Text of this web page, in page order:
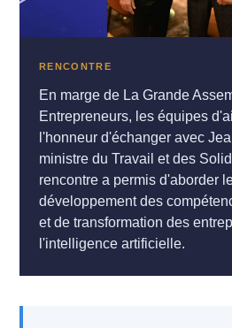
RENCONTRE
En marge de La Grande
Entrepreneurs, les équipes
l'honneur d'échanger avec
ministre du Travail et des
rencontre a permis d'aborder
développement des
et de transformation des
l'intelligence artificielle.